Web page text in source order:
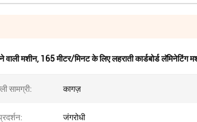
मशीन, 165 मीटर/मिनट के लिए लहराती कार्डबोर्ड लॅमिनेटिंग
सामग्री: कागज़
जंगरोधी